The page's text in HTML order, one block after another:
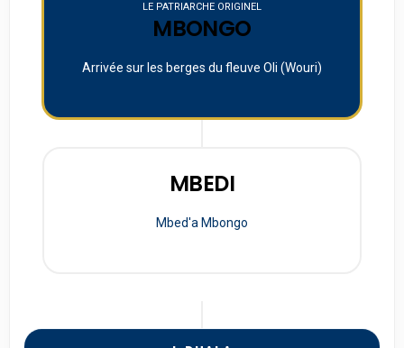
LE PATRIARCHE ORIGINEL
MBONGO
Arrivée sur les berges du fleuve Oli (Wouri)
MBEDI
Mbed'a Mbongo